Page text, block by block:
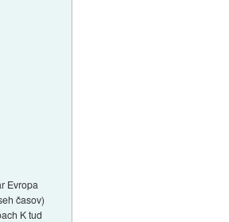
Evropa
časov)
K tud